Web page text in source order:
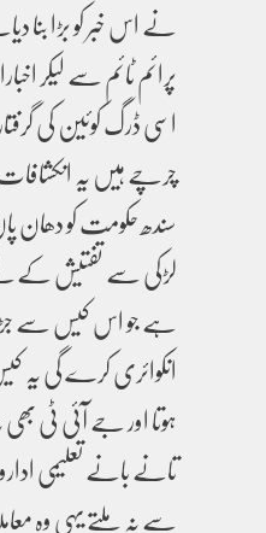
نے اس خبر کو بڑا بنا
پرائم ٹائم سے لیکر
اسی ڈرگ کوئین کی
چرچے ہیں یہ
سندھ حکومت کو
لڑکی سے تفتیش کے
ہے جو اس کیس سے
انکوائری کرے گی یہ
ہوتا اور جے آئی ٹی
تانے بانے تعلیمی
سے نہ ملتے یہی وہ